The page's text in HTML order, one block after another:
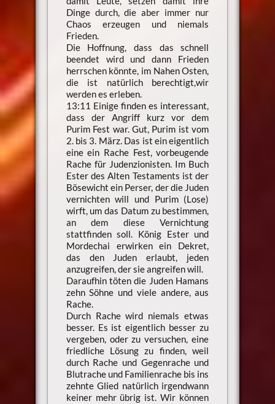
Dinge durch, die aber immer nur
Chaos erzeugen und niemals
Frieden.
Die Hoffnung, dass das schnell
beendet wird und dann Frieden
herrschen könnte, im Nahen Osten,
die ist natürlich berechtigt,wir
werden es erleben.
13:11 Einige finden es interessant,
dass der Angriff kurz vor dem
Purim Fest war. Gut, Purim ist vom
2. bis 3. März. Das ist ein eigentlich
eine ein Rache Fest, vorbeugende
Rache für Judenzionisten. Im Buch
Ester des Alten Testaments ist der
Bösewicht ein Perser, der die Juden
vernichten will und Purim (Lose)
wirft, um das Datum zu bestimmen,
an dem diese Vernichtung
stattfinden soll. König Ester und
Mordechai erwirken ein Dekret,
das den Juden erlaubt, jeden
anzugreifen, der sie angreifen will.
Daraufhin töten die Juden Hamans
zehn Söhne und viele andere, aus
Rache.
Durch Rache wird niemals etwas
besser. Es ist eigentlich besser zu
vergeben, oder zu versuchen, eine
friedliche Lösung zu finden, weil
durch Rache und Gegenrache und
Blutrache und Familienrache bis ins
zehnte Glied natürlich irgendwann
keiner mehr übrig ist. Wir können